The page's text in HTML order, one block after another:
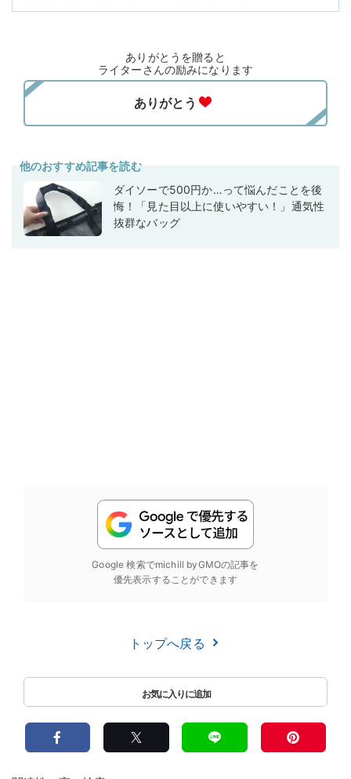
ありがとうを贈ると
ライターさんの励みになります
他のおすすめ記事を読む
ダイソーで500円か…って悩んだことを後
悔！「見た目以上に使いやすい！」通気性
抜群なバッグ
Google 検索でmichill byGMOの記事を
優先表示することができます
トップへ戻る